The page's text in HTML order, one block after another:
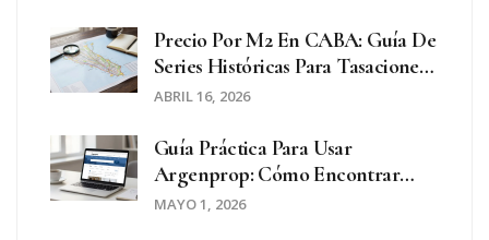
Precio Por M2 En CABA: Guía De
Series Históricas Para Tasaciones
Reales
ABRIL 16, 2026
Guía Práctica Para Usar
Argenprop: Cómo Encontrar
Propiedades Y Cerrar Tu
MAYO 1, 2026